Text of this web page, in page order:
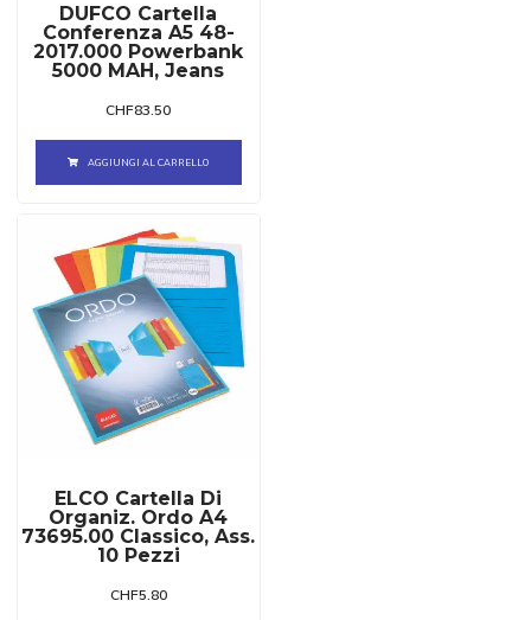
DUFCO Cartella
Conferenza A5 48-
2017.000 Powerbank
5000 MAH, Jeans
CHF83.50
AGGIUNGI AL CARRELLO
ELCO Cartella Di
Organiz. Ordo A4
73695.00 Classico, Ass.
10 Pezzi
CHF5.80